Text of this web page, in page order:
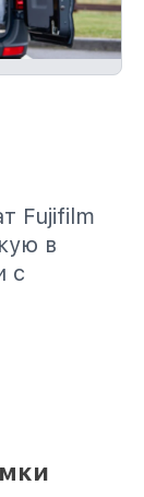
Fujifilm
в
с